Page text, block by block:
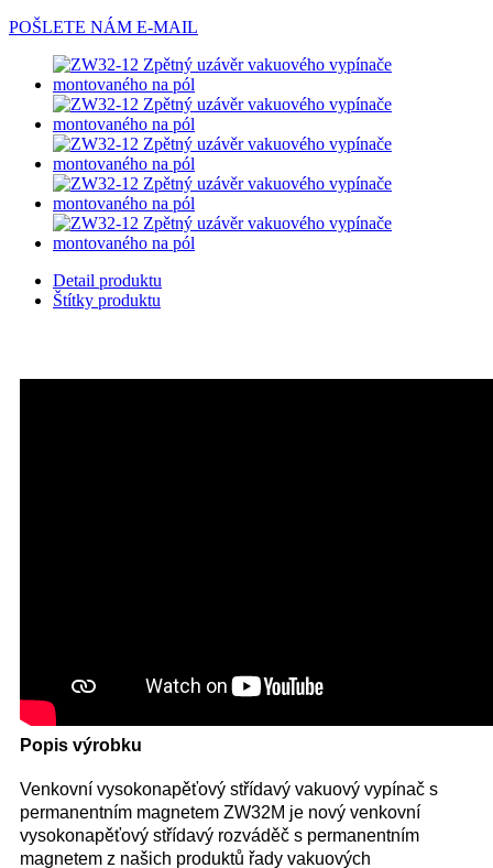
POŠLETE NÁM E-MAIL
Detail produktu
Štítky produktu
Popis výrobku
Venkovní vysokonapěťový střídavý vakuový vypínač s
permanentním magnetem ZW32M je nový venkovní
vysokonapěťový střídavý rozváděč s permanentním
magnetem z našich produktů řady vakuových